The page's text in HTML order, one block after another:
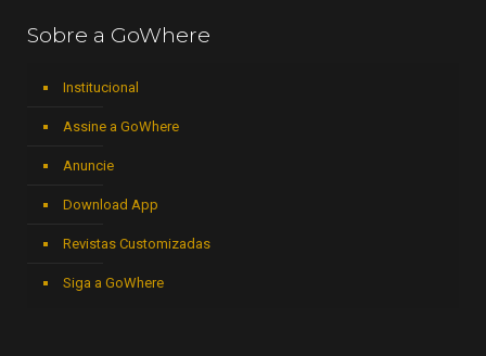
Sobre a GoWhere
Institucional
Assine a GoWhere
Anuncie
Download App
Revistas Customizadas
Siga a GoWhere